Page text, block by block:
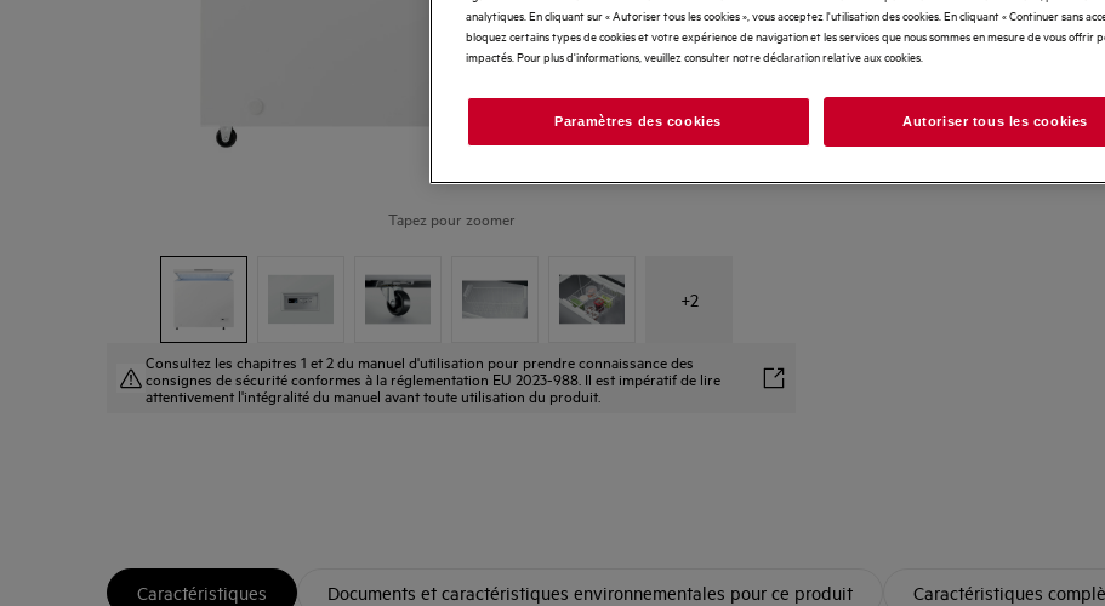
Tapez pour zoomer
+2
Consultez les chapitres 1 et 2 du manuel d'utilisation pour prendre connaissance des
consignes de sécurité conformes à la réglementation EU 2023-988. Il est impératif de lire
attentivement l'intégralité du manuel avant toute utilisation du produit.
Caractéristiques Documents et caractéristiques environnementales pour ce produit Caractéristiques
analytiques. En cliquant sur « Autoriser tous les cookies », vous acceptez l'utilisation des cookies. En cliquant « Continuer sans
bloquez certains types de cookies et votre expérience de navigation et les services que nous sommes en mesure de vous offrir
impactés. Pour plus d'informations, veuillez consulter notre déclaration relative aux cookies.
Paramètres des cookies Autoriser tous les cookies